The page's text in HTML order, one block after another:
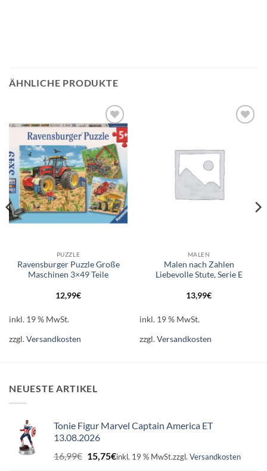
ÄHNLICHE PRODUKTE
Auf die
Wunschliste
PUZZLE
Ravensburger Puzzle Große
Maschinen 3×49 Teile
12,99€
inkl. 19 % MwSt.
zzgl.Versandkosten
MALEN
Malen nach Zahlen
Liebevolle Stute, Serie E
13,99€
inkl. 19 % MwSt.
zzgl.Versandkosten
NEUESTE ARTIKEL
Tonie Figur Marvel Captain America ET
13.08.2026
16,99€ Ursprünglicher
Preis
15,75€Aktueller
inkl. 19 % MwSt.zzgl. Versandkosten